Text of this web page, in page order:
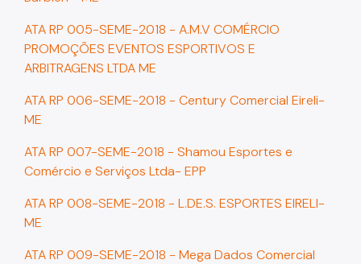
ATA RP 005-SEME-2018 - A.M.V COMÉRCIO
PROMOÇÕES EVENTOS ESPORTIVOS E
ARBITRAGENS LTDA ME
ATA RP 006-SEME-2018 - Century Comercial Eireli-
ME
ATA RP 007-SEME-2018 - Shamou Esportes e
Comércio e Serviços Ltda- EPP
ATA RP 008-SEME-2018 - L.DE.S. ESPORTES EIRELI-
ME
ATA RP 009-SEME-2018 - Mega Dados Comercial